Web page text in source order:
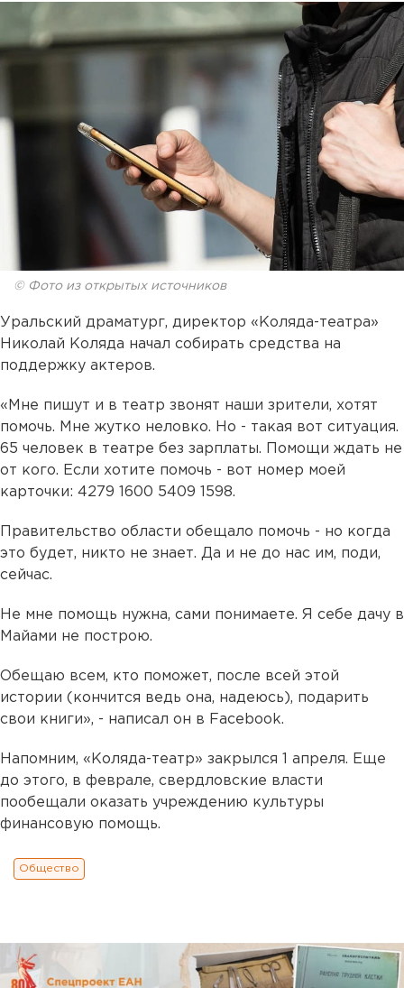
© Фото из открытых источников
Уральский драматург, директор «Коляда-театра»
Николай Коляда начал собирать средства на
поддержку актеров.
«Мне пишут и в театр звонят наши зрители, хотят
помочь. Мне жутко неловко. Но - такая вот ситуация.
65 человек в театре без зарплаты. Помощи ждать не
от кого. Если хотите помочь - вот номер моей
карточки: 4279 1600 5409 1598.
Правительство области обещало помочь - но когда
это будет, никто не знает. Да и не до нас им, поди,
сейчас.
Не мне помощь нужна, сами понимаете. Я себе дачу в
Майами не построю.
Обещаю всем, кто поможет, после всей этой
истории (кончится ведь она, надеюсь), подарить
свои книги», - написал он в Facebook.
Напомним, «Коляда-театр» закрылся 1 апреля. Еще
до этого, в феврале, свердловские власти
пообещали оказать учреждению культуры
финансовую помощь.
Общество